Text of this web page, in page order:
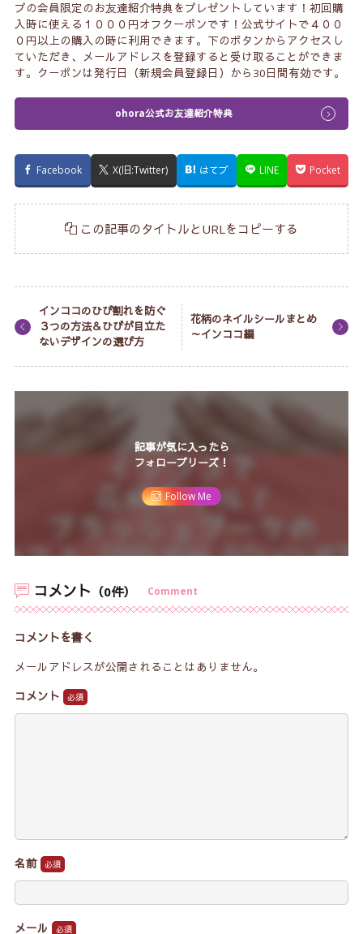
プの会員限定のお友達紹介特典をプレゼントしています！初回購
入時に使える１０００円オフクーポンです！公式サイトで４００
０円以上の購入の時に利用できます。下のボタンからアクセスし
ていただき、メールアドレスを登録すると受け取ることができま
す。クーポンは発行日（新規会員登録日）から30日間有効です。
ohora公式お友達紹介特典
Facebook X(旧:Twitter) はてブ LINE Pocket
この記事のタイトルとURLをコピーする
インココのひび割れを防ぐ
３つの方法＆ひびが目立た
ないデザインの選び方
花柄のネイルシールまとめ
～インココ編
記事が気に入ったら
フォロープリーズ！
Follow Me
コメント （0件） Comment
コメントを書く
メールアドレスが公開されることはありません。
コメント
名前
メール